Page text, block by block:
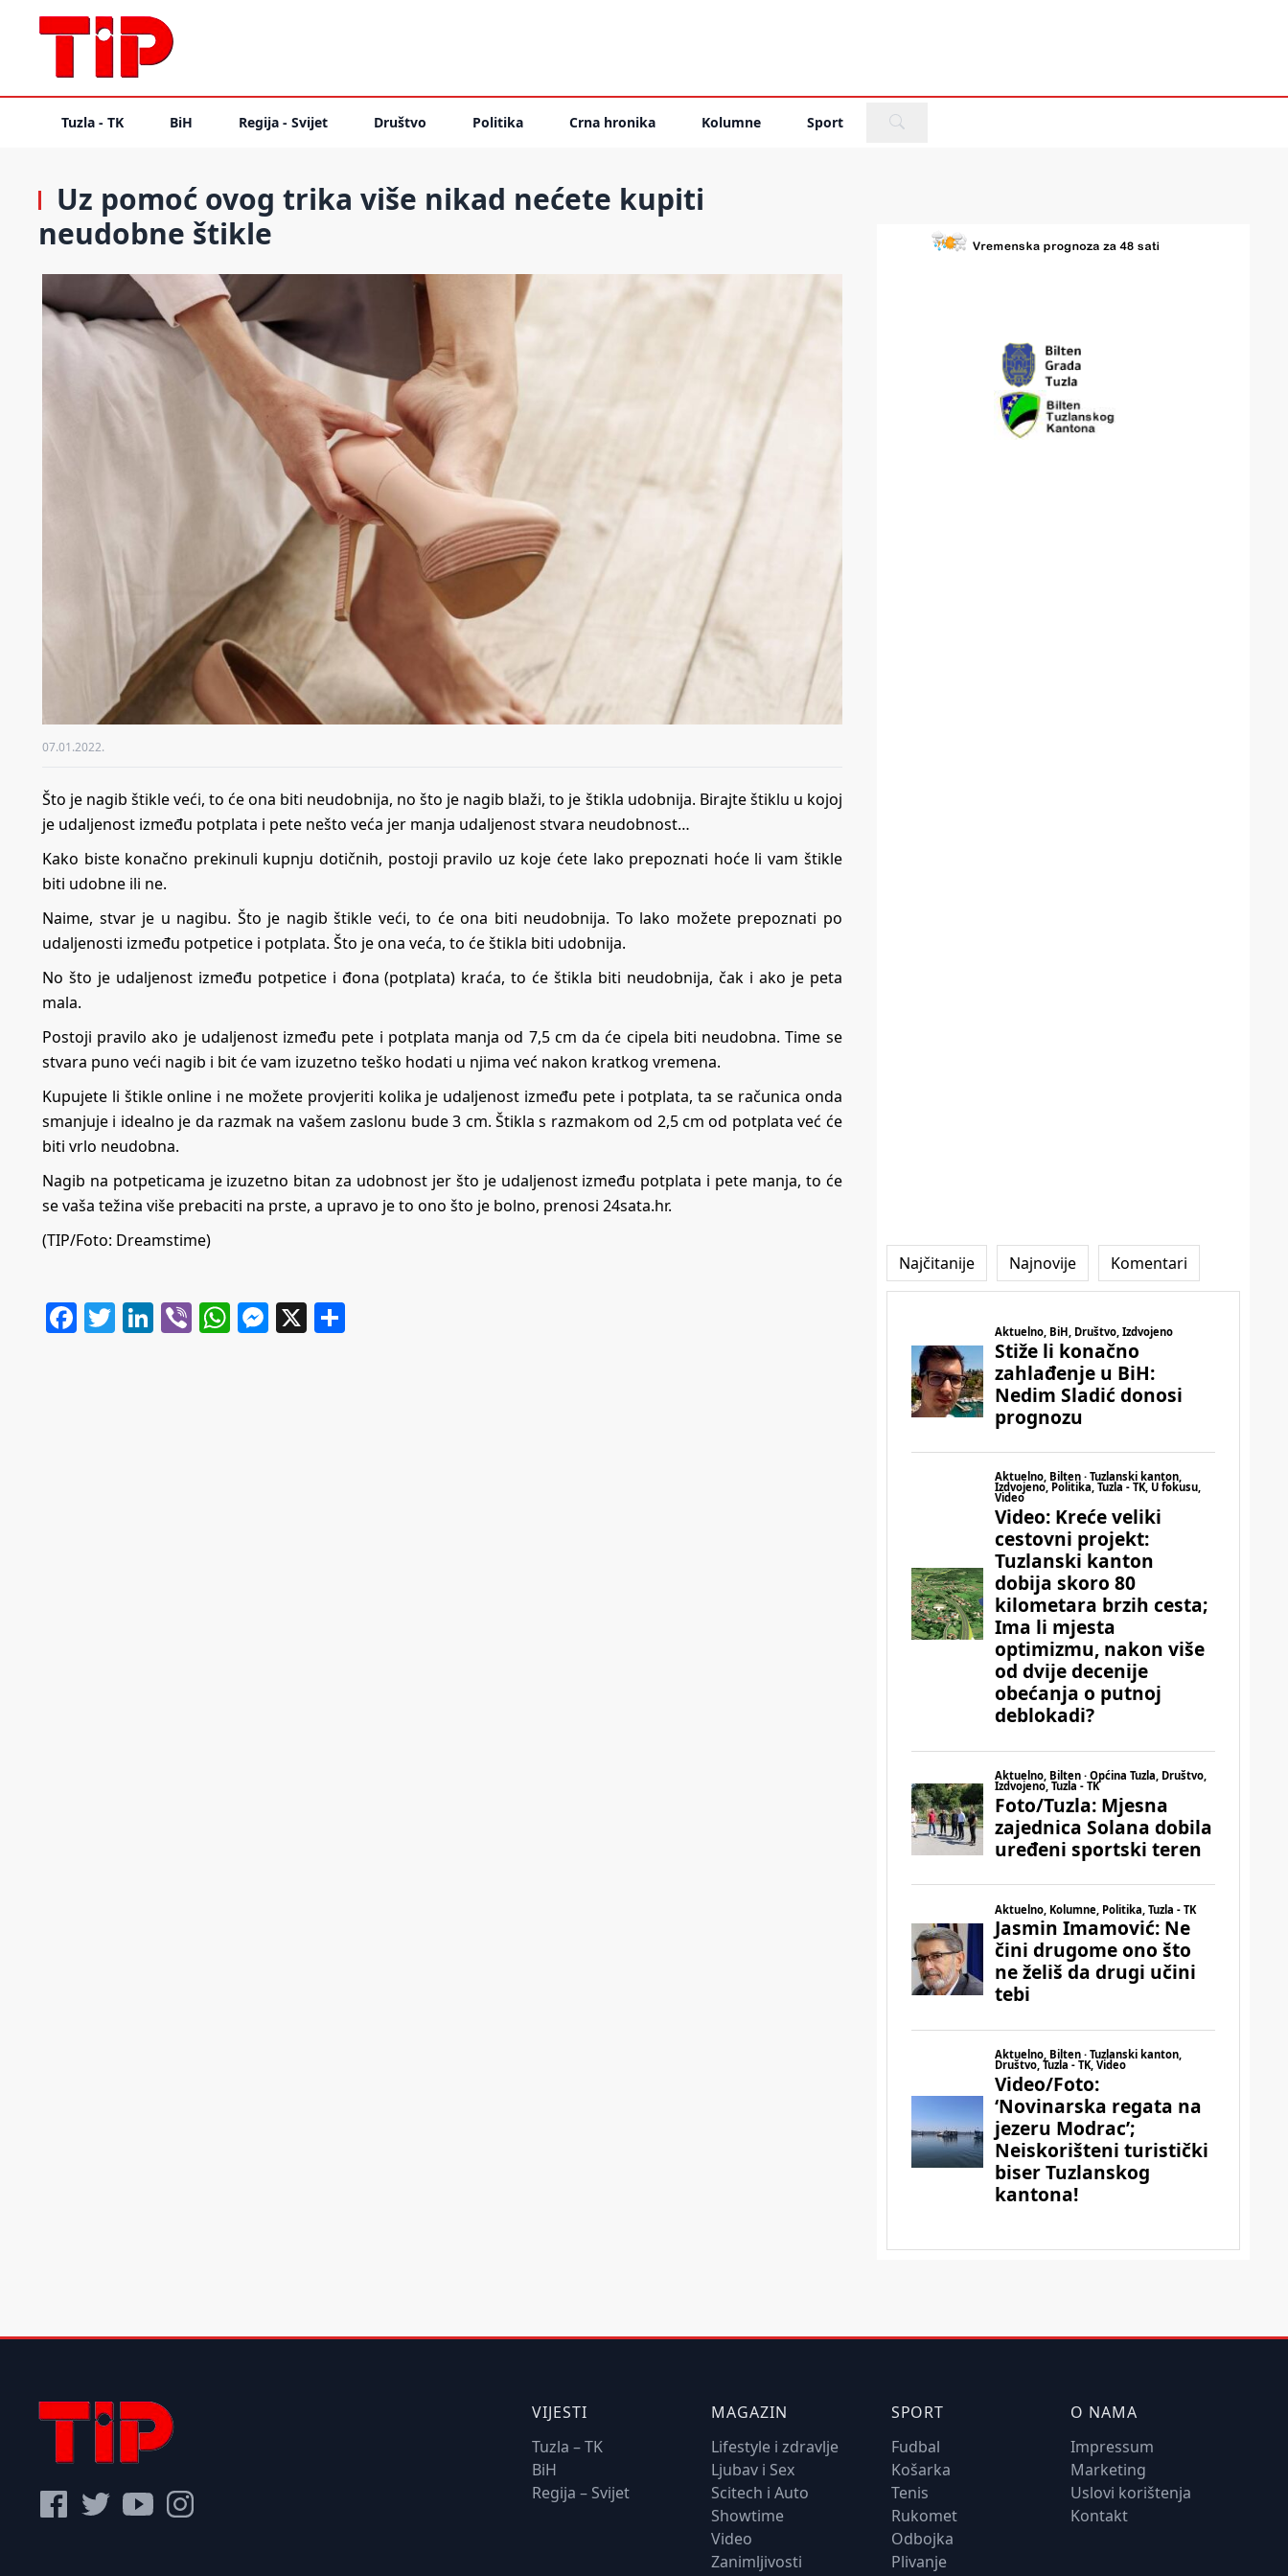
Tuzla - TK BiH Regija - Svijet Društvo Politika Crna hronika Kolumne Sport
Uz pomoć ovog trika više nikad nećete kupiti
neudobne štikle
07.01.2022.
Što je nagib štikle veći, to će ona biti neudobnija, no što je nagib blaži, to je štikla udobnija. Birajte štiklu u kojoj
je udaljenost između potplata i pete nešto veća jer manja udaljenost stvara neudobnost…
Kako biste konačno prekinuli kupnju dotičnih, postoji pravilo uz koje ćete lako prepoznati hoće li vam štikle
biti udobne ili ne.
Naime, stvar je u nagibu. Što je nagib štikle veći, to će ona biti neudobnija. To lako možete prepoznati po
udaljenosti između potpetice i potplata. Što je ona veća, to će štikla biti udobnija.
No što je udaljenost između potpetice i đona (potplata) kraća, to će štikla biti neudobnija, čak i ako je peta
mala.
Postoji pravilo ako je udaljenost između pete i potplata manja od 7,5 cm da će cipela biti neudobna. Time se
stvara puno veći nagib i bit će vam izuzetno teško hodati u njima već nakon kratkog vremena.
Kupujete li štikle online i ne možete provjeriti kolika je udaljenost između pete i potplata, ta se računica onda
smanjuje i idealno je da razmak na vašem zaslonu bude 3 cm. Štikla s razmakom od 2,5 cm od potplata već će
biti vrlo neudobna.
Nagib na potpeticama je izuzetno bitan za udobnost jer što je udaljenost između potplata i pete manja, to će
se vaša težina više prebaciti na prste, a upravo je to ono što je bolno, prenosi 24sata.hr.
(TIP/Foto: Dreamstime)
Facebook
Twitter
LinkedIn
ViberWhatsApp
Messenger
X
Najčitanije Najnovije Komentari
VIJESTI
Tuzla – TK
BiH
Regija – Svijet
MAGAZIN
Lifestyle i zdravlje
Ljubav i Sex
Scitech i Auto
Showtime
Video
Zanimljivosti
SPORT
Fudbal
Košarka
Tenis
Rukomet
Odbojka
Plivanje
O NAMA
Impressum
Marketing
Uslovi korištenja
Kontakt